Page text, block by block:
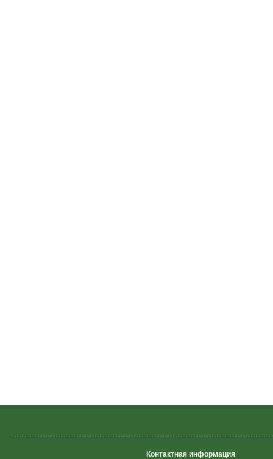
Контактная информация